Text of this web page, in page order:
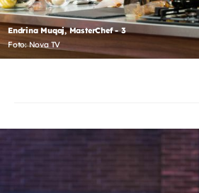
Endrina Muqaj, MasterChef - 3
Foto: Nova TV